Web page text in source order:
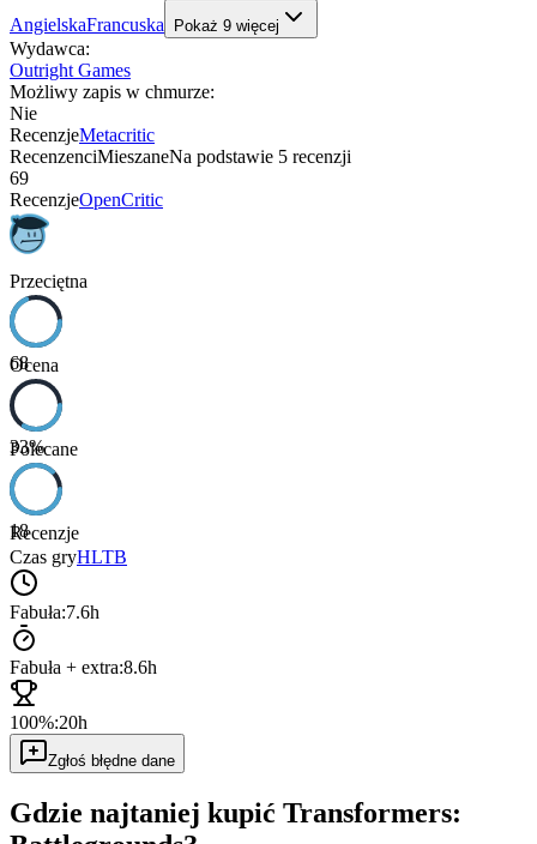
AngielskaFrancuska Pokaż 9 więcej
Wydawca:
Outright Games
Możliwy zapis w chmurze:
Nie
RecenzjeMetacritic
RecenzenciMieszaneNa podstawie 5 recenzji
69
RecenzjeOpenCritic
Przeciętna
68
Ocena
33%
Polecane
18
Recenzje
Czas gryHLTB
Fabuła:7.6h
Fabuła + extra:8.6h
100%:20h
Zgłoś błędne dane
Gdzie najtaniej kupić Transformers: